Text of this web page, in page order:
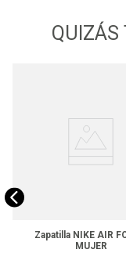
QUIZÁS
Zapatilla NIKE AIR
MUJER